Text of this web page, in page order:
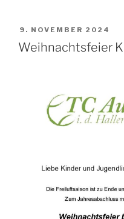
VERÖFFENTLICHT
AM
9. NOVEMBER 2024
Weihnachtsfeier